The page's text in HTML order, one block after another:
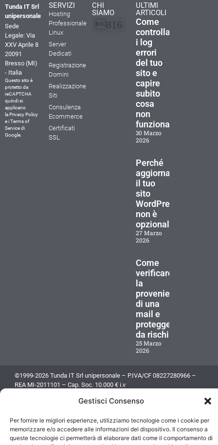
Gestisci Consenso
Per fornire le migliori esperienze, utilizziamo tecnologie come i cookie per
memorizzare e/o accedere alle informazioni del dispositivo. Il consenso a
queste tecnologie ci permetterà di elaborare dati come il comportamento di
Tunda IT Srl
unipersonale
Sede
Legale: Via
XXV Aprile 8
20091
Bresso (MI)
- Italia
Questo sito è
protetto da
reCAPTCHA
quindi si
applicano
laPrivacy Policy
e iTerms of
Servicedi
Google.
SERVIZI
Hosting
Professionale
Linux
Server
Dedicati
Registrazione
Domini
Realizzazione
Siti
Consulenza
Ecommerce
Certificati
SSL
CHI
SIAMO
ULTIMI
ARTICOLI
Come
controllare
i log
errori
del tuo
sito e
capire
subito
cosa
non
funziona
30 Marzo
2026
Perché
aggiornare
il tuo
sito
WordPress
non è
opzionale
27 Marzo
2026
Come
verificare
la
provenienza
di una
mail e
proteggersi
da rischi
25 Marzo
2026
©1999-2026 Tunda IT Srl unipersonale – P.IVA/CF 08227280966 –
REA MI-2011101 – Cap. Soc. 10.000 € i.v
Tutti i marchi riportati appartengono ai rispettivi proprietari
Icons made byFreepikfromwww.flaticon.com